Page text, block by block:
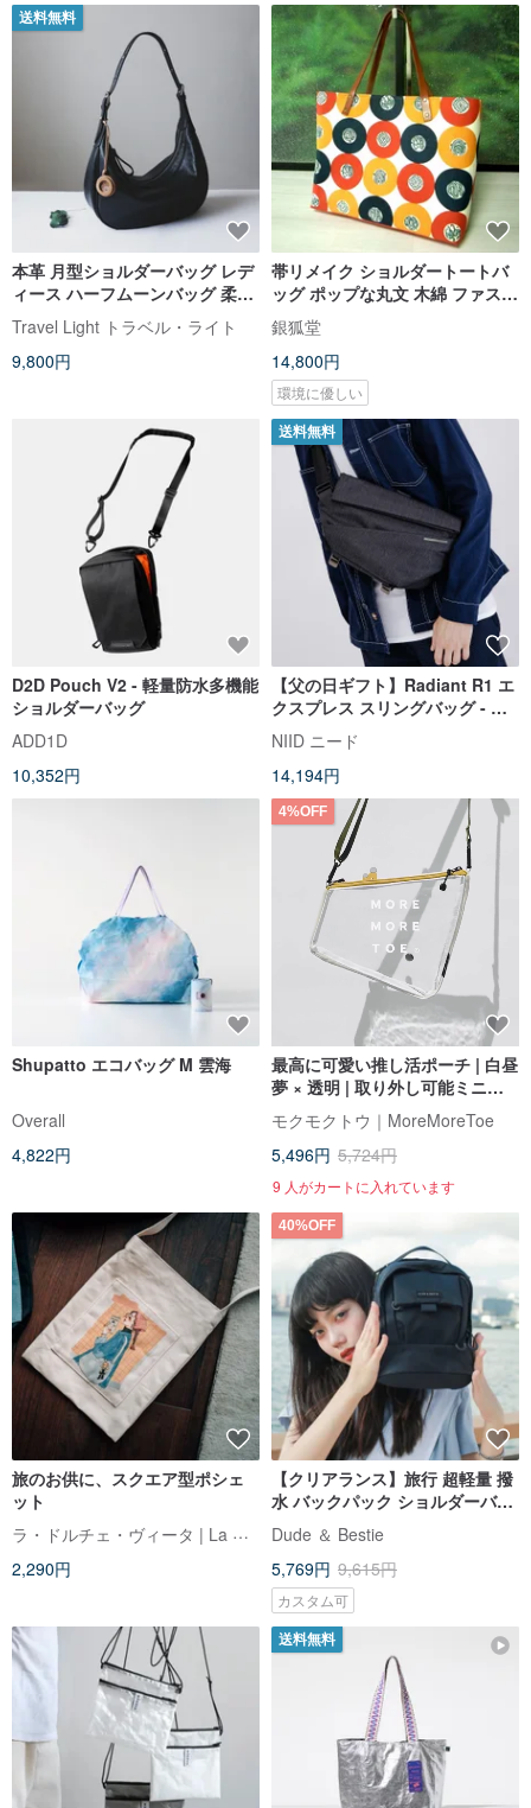
送料無料
本革 月型ショルダーバッグ レデ
ィース ハーフムーンバッグ 柔ら
かレザー 肩掛け シンプル ナチュ
ラル 大人可愛い
Travel Light トラベル・ライト
9,800円
帯リメイク ショルダートートバ
ッグ ポップな丸文 木綿 ファスナ
ー付 A4サイズ
銀狐堂
14,800円
環境に優しい
D2D Pouch V2 - 軽量防水多機能
ショルダーバッグ
ADD1D
10,352円
送料無料
【父の日ギフト】Radiant R1 エ
クスプレス スリングバッグ - オ
ブシディアンブラック
NIID ニード
14,194円
Shupatto エコバッグ M 雲海
Overall
4,822円
4%OFF
最高に可愛い推し活ポーチ | 白昼
夢 × 透明 | 取り外し可能ミニポ
ーチ＋機能性ストラップ
モクモクトウ｜MoreMoreToe
5,496円 5,724円
9 人がカートに入れています
旅のお供に、スクエア型ポシェ
ット
ラ・ドルチェ・ヴィータ | La Dolce Vita
2,290円
40%OFF
【クリアランス】旅行 超軽量 撥
水 バックパック ショルダーバッ
グ 2WAY 親子コーデ レディース
Dude ＆ Bestie
5,769円 9,615円
カスタム可
送料無料